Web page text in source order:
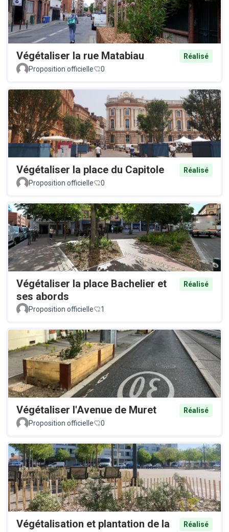
Végétaliser la rue Matabiau
Réalisé
Proposition officielle
0
Végétaliser la place du Capitole
Réalisé
Proposition officielle
0
Végétaliser la place Bachelier et
ses abords
Réalisé
Proposition officielle 1
Végétaliser l'Avenue de Muret
Réalisé
Proposition officielle
0
Végétalisation et plantation de la
Réalisé